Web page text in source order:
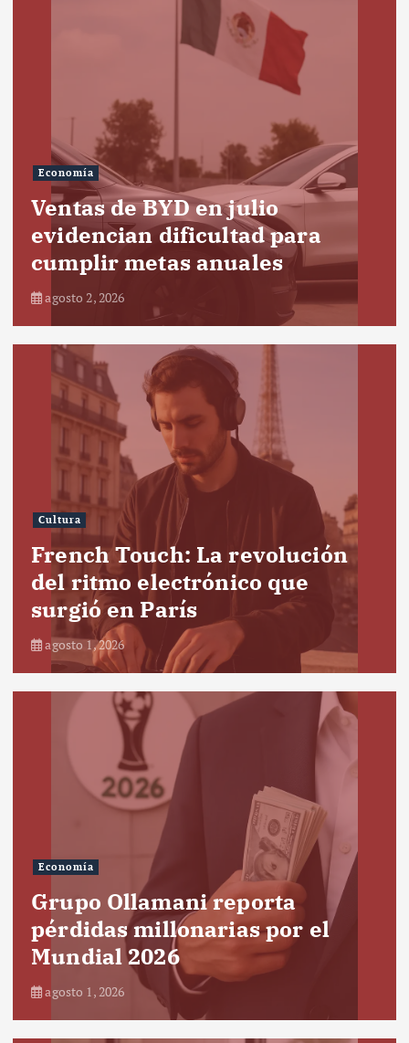
Economía
Ventas de BYD en julio
evidencian dificultad para
cumplir metas anuales
agosto 2, 2026
Cultura
French Touch: La revolución
del ritmo electrónico que
surgió en París
agosto 1, 2026
Economía
Grupo Ollamani reporta
pérdidas millonarias por el
Mundial 2026
agosto 1, 2026